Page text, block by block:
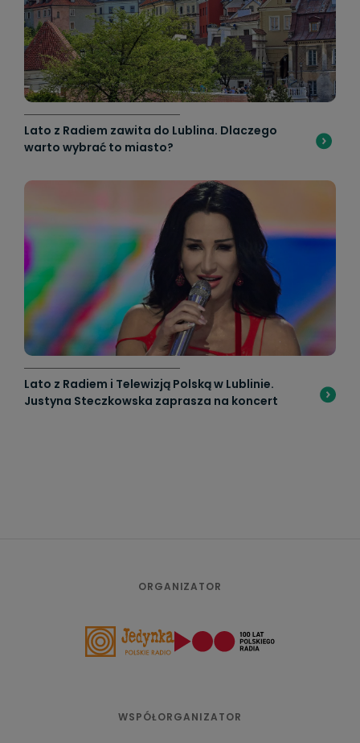
Lato z Radiem zawita do Lublina. Dlaczego
warto wybrać to miasto?
Lato z Radiem i Telewizją Polską w Lublinie.
Justyna Steczkowska zaprasza na koncert
ORGANIZATOR
WSPÓŁORGANIZATOR